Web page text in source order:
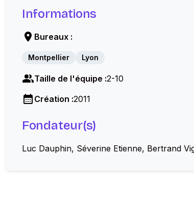
Informations
Bureaux :
Montpellier Lyon
Taille de l'équipe :2-10
Création :2011
Fondateur(s)
Luc Dauphin, Séverine Etienne, Bertrand